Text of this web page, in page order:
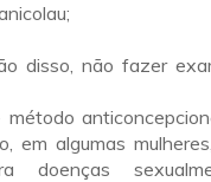
disso, não fazer
em algumas
doenças